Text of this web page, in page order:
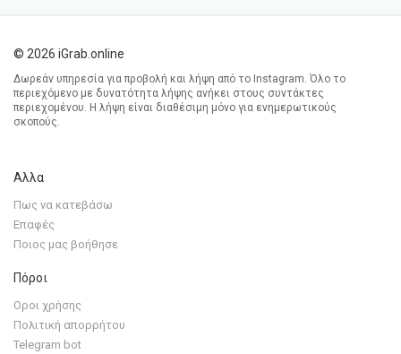
© 2026 iGrab.online
Δωρεάν υπηρεσία για προβολή και λήψη από το Instagram. Όλο το
περιεχόμενο με δυνατότητα λήψης ανήκει στους συντάκτες
περιεχομένου. Η λήψη είναι διαθέσιμη μόνο για ενημερωτικούς
σκοπούς.
Αλλα
Πως να κατεβάσω
Επαφές
Ποιος μας βοήθησε
Πόροι
Οροι χρήσης
Πολιτική απορρήτου
Telegram bot